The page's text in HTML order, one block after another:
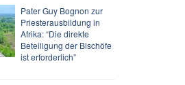
Pater Guy Bognon zur
Priesterausbildung in
Afrika: “Die direkte
Beteiligung der Bischöfe
ist erforderlich”